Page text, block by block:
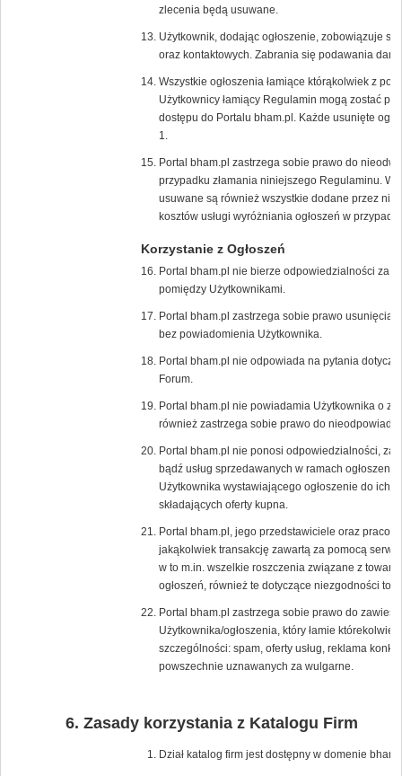
zlecenia będą usuwane.
Użytkownik, dodając ogłoszenie, zobowiązuje
oraz kontaktowych. Zabrania się podawania
Wszystkie ogłoszenia łamiące którąkolwiek z
Użytkownicy łamiący Regulamin mogą zostać
dostępu do Portalu bham.pl. Każde usunięte
1.
Portal bham.pl zastrzega sobie prawo do
przypadku złamania niniejszego Regulaminu.
usuwane są również wszystkie dodane przez
kosztów usługi wyróżniania ogłoszeń w
Korzystanie z Ogłoszeń
Portal bham.pl nie bierze odpowiedzialności za
pomiędzy Użytkownikami.
Portal bham.pl zastrzega sobie prawo
bez powiadomienia Użytkownika.
Portal bham.pl nie odpowiada na pytania
Forum.
Portal bham.pl nie powiadamia Użytkownika o
również zastrzega sobie prawo do
Portal bham.pl nie ponosi odpowiedzialności,
bądź usług sprzedawanych w ramach
Użytkownika wystawiającego ogłoszenie do ich
składających oferty kupna.
Portal bham.pl, jego przedstawiciele oraz
jakąkolwiek transakcję zawartą za pomocą
w to m.in. wszelkie roszczenia związane z
ogłoszeń, również te dotyczące niezgodności
Portal bham.pl zastrzega sobie prawo do
Użytkownika/ogłoszenia, który łamie
szczególności: spam, oferty usług, reklama
powszechnie uznawanych za wulgarne.
Zasady korzystania z Katalogu Firm
Dział katalog firm jest dostępny w domenie